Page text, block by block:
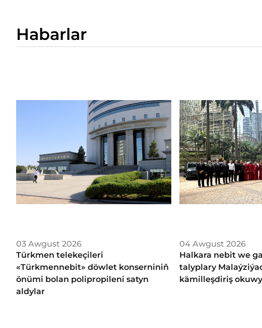
Habarlar
03 Awgust 2026
Türkmen telekeçileri
«Türkmennebit» döwlet konserniniň
önümi bolan polipropileni satyn
aldylar
04 Awgust 2026
Halkara nebit we
talyplary
kämilleşdiriş